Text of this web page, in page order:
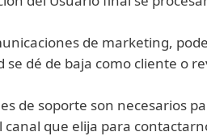
de marketing,
dé de baja como cliente o
de soporte son necesarios
canal que elija para